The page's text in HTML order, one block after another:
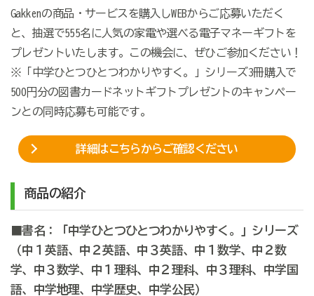
Gakkenの商品・サービスを購入しWEBからご応募いただく
と、抽選で555名に人気の家電や選べる電子マネーギフトを
プレゼントいたします。この機会に、ぜひご参加ください！
※「中学ひとつひとつわかりやすく。」シリーズ3冊購入で
500円分の図書カードネットギフトプレゼントのキャンペー
ンとの同時応募も可能です。
詳細はこちらからご確認ください
商品の紹介
■書名：「中学ひとつひとつわかりやすく。」シリーズ
（中１英語、中２英語、中３英語、中１数学、中２数
学、中３数学、中１理科、中２理科、中３理科、中学国
語、中学地理、中学歴史、中学公民）